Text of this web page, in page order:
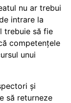
nu ar trebui
intrare la
trebuie să fie
competențele
unui
și
să returneze